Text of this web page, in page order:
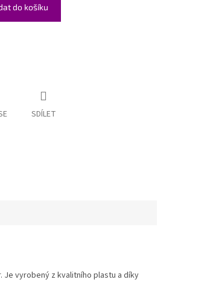
do košíku
SDÍLET
Je vyrobený z kvalitního plastu a díky